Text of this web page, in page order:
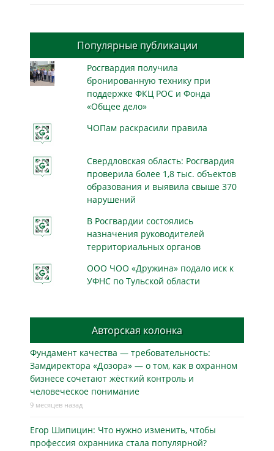
Популярные публикации
Росгвардия получила
бронированную технику при
поддержке ФКЦ РОС и Фонда
«Общее дело»
ЧОПам раскрасили правила
Свердловская область: Росгвардия
проверила более 1,8 тыс. объектов
образования и выявила свыше 370
нарушений
В Росгвардии состоялись
назначения руководителей
территориальных органов
ООО ЧОО «Дружина» подало иск к
УФНС по Тульской области
Авторская колонка
Фундамент качества — требовательность:
Замдиректора «Дозора» — о том, как в охранном
бизнесe сочетают жёсткий контроль и
человеческое понимание
9 месяцев назад
Егор Шипицин: Что нужно изменить, чтобы
профессия охранника стала популярной?